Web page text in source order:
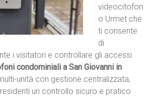
videocitofon
o Urmet che
ti consente
di
i visitatori e controllare gli accessi.
condominiali a San Giovanni in
unità con gestione centralizzata,
un controllo sicuro e pratico